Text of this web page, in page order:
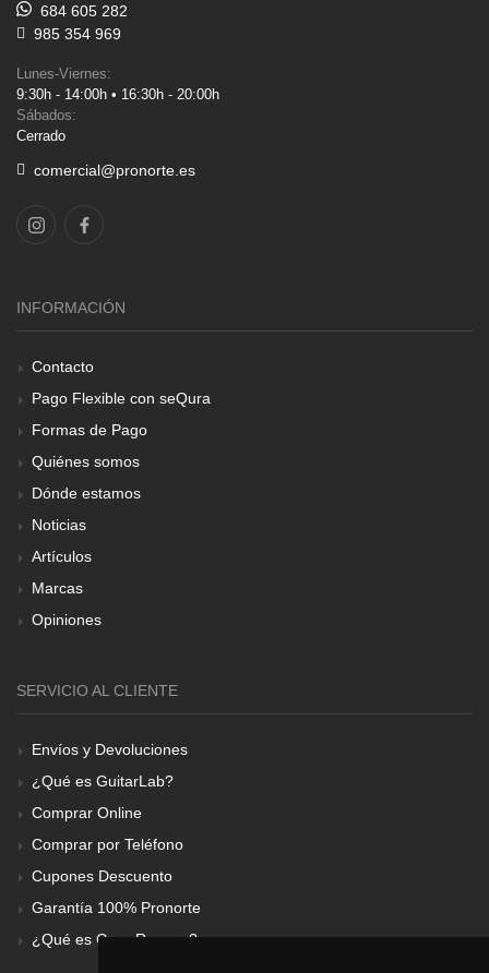
684 605 282
985 354 969
Lunes-Viernes:
9:30h - 14:00h • 16:30h - 20:00h
Sábados:
Cerrado
comercial@pronorte.es
INFORMACIÓN
Contacto
Pago Flexible con seQura
Formas de Pago
Quiénes somos
Dónde estamos
Noticias
Artículos
Marcas
Opiniones
SERVICIO AL CLIENTE
Envíos y Devoluciones
¿Qué es GuitarLab?
Comprar Online
Comprar por Teléfono
Cupones Descuento
Garantía 100% Pronorte
¿Qué es Gear Renove?